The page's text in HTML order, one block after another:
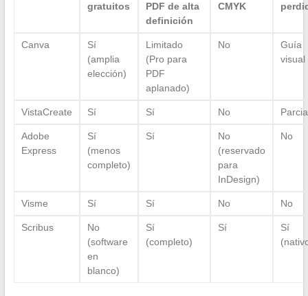
gratuitos
PDF de alta
definición
CMYK
Canva
Sí
(amplia
elección)
Limitado
(Pro para
PDF
aplanado)
No
Guía
visual
VistaCreate Sí Sí No
Adobe
Express
Sí
(menos
completo)
Sí
No
(reservado
para
InDesign)
No
Visme Sí Sí No No
Scribus
No
(software
en
blanco)
Sí
(completo)
Sí
Sí